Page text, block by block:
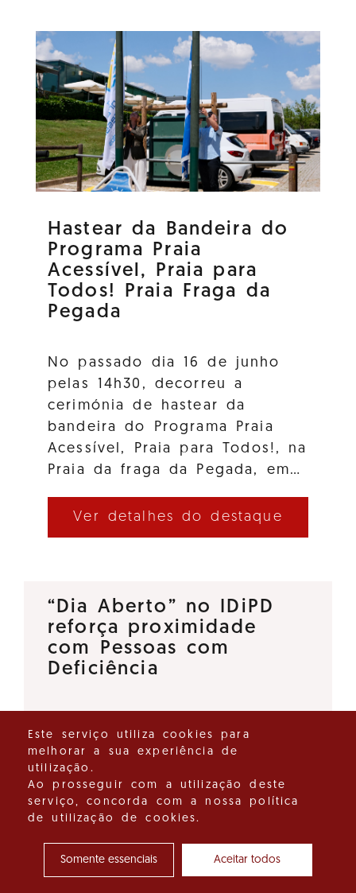
Hastear da Bandeira do
Programa Praia
Acessível, Praia para
Todos! Praia Fraga da
Pegada
No passado dia 16 de junho
pelas 14h30, decorreu a
cerimónia de hastear da
bandeira do Programa Praia
Acessível, Praia para Todos!, na
Praia da fraga da Pegada, em…
Ver detalhes do destaque
“Dia Aberto” no IDiPD
reforça proximidade
com Pessoas com
Deficiência
Pessoas com Deficiência (IDiPD)
lançou a iniciativa “Dia Aberto”,
um espaço de diálogo direto
que tem como objetivo
reforçar a proximidade entre…
Ver detalhes do destaque
Este serviço utiliza cookies para
melhorar a sua experiência de
utilização.
Ao prosseguir com a utilização deste
serviço, concorda com a nossa política
de utilização de cookies.
Somente essenciais Aceitar todos